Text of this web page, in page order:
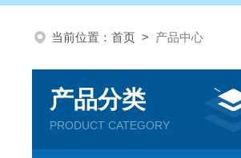
当前位置： 首页 > 产品中心
产品分类
PRODUCT CATEGORY